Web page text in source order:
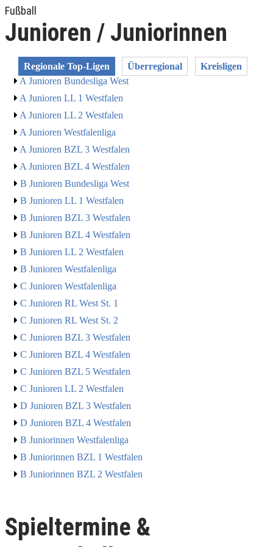
Fußball
Junioren / Juniorinnen
Regionale Top-Ligen Überregional Kreisligen
A Junioren Bundesliga West
A Junioren LL 1 Westfalen
A Junioren LL 2 Westfalen
A Junioren Westfalenliga
A Junioren BZL 3 Westfalen
A Junioren BZL 4 Westfalen
B Junioren Bundesliga West
B Junioren LL 1 Westfalen
B Junioren BZL 3 Westfalen
B Junioren BZL 4 Westfalen
B Junioren LL 2 Westfalen
B Junioren Westfalenliga
C Junioren Westfalenliga
C Junioren RL West St. 1
C Junioren RL West St. 2
C Junioren BZL 3 Westfalen
C Junioren BZL 4 Westfalen
C Junioren BZL 5 Westfalen
C Junioren LL 2 Westfalen
D Junioren BZL 3 Westfalen
D Junioren BZL 4 Westfalen
B Juniorinnen Westfalenliga
B Juniorinnen BZL 1 Westfalen
B Juniorinnen BZL 2 Westfalen
Spieltermine &